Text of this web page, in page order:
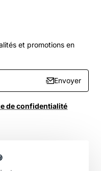
et promotions en
Envoyer
de confidentialité
réservés.